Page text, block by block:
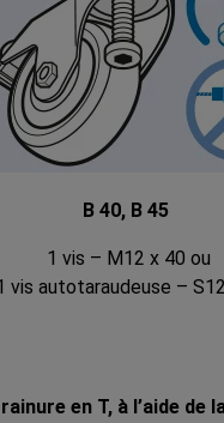
B 40, B 45
1 vis – M12 x 40 ou
vis autotaraudeuse –
en T, à l’aide de